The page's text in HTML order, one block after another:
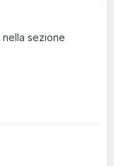
nella sezione